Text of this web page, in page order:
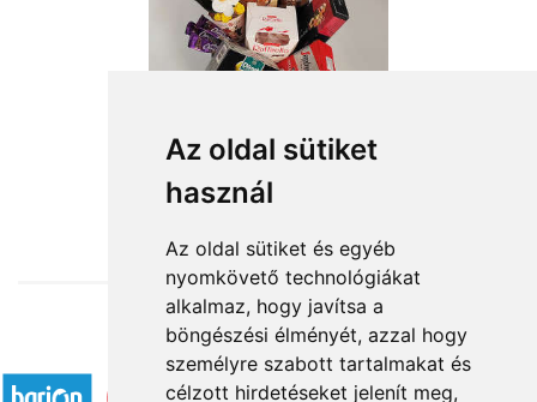
Az oldal sütiket
használ
Az oldal sütiket és egyéb
nyomkövető technológiákat
alkalmaz, hogy javítsa a
böngészési élményét, azzal hogy
személyre szabott tartalmakat és
célzott hirdetéseket jelenít meg,
Boldog Születésnapot
23 960 Ft-tól
Elfogadott fizetési módok